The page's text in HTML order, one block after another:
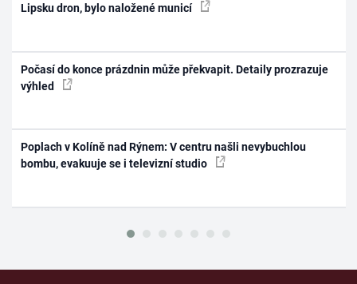
Lipsku dron, bylo naložené municí
Počasí do konce prázdnin může překvapit. Detaily prozrazuje
výhled
Poplach v Kolíně nad Rýnem: V centru našli nevybuchlou
bombu, evakuuje se i televizní studio